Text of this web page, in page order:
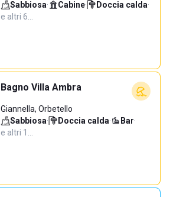
Sabbiosa· Cabine· Doccia calda·
e altri 6…
Bagno Villa Ambra
Giannella, Orbetello
Sabbiosa· Doccia calda· Bar·
e altri 1…